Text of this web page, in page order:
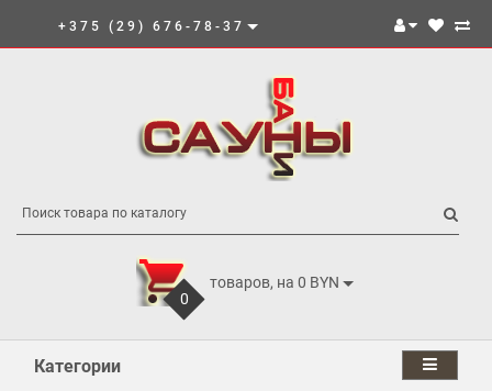
+375 (29) 676-78-37
0
товаров, на 0 BYN
Категории